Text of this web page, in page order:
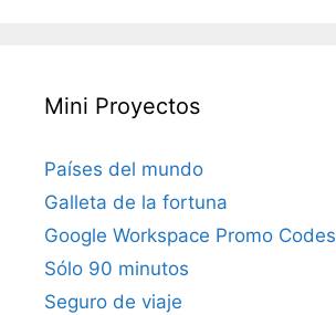
Mini Proyectos
Países del mundo
Galleta de la fortuna
Google Workspace Promo Codes
Sólo 90 minutos
Seguro de viaje